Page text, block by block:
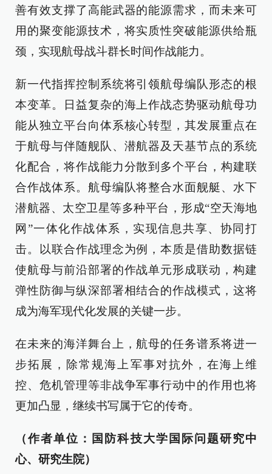
善有效支撑了高能武器的能源需求，而未来可
用的聚变能源技术，将实质性突破能源供给瓶
颈，实现航母战斗群长时间作战能力。
新一代指挥控制系统将引领航母编队形态的根
本变革。日益复杂的海上作战态势驱动航母功
能从独立平台向体系核心转型，其发展重点在
于航母与伴随舰队、潜航器及天基节点的系统
化配合，将作战能力分散到多个平台，构建联
合作战体系。航母编队将整合水面舰艇、水下
潜航器、太空卫星等多种平台，形成“空天海地
网”一体化作战体系，实现信息共享、协同打
击。以联合作战理念为例，本质是借助数据链
使航母与前沿部署的作战单元形成联动，构建
弹性防御与纵深部署相结合的作战模式，这将
成为海军现代化发展的关键一步。
在未来的海洋舞台上，航母的任务谱系将进一
步拓展，除常规海上军事对抗外，在海上维
控、危机管理等非战争军事行动中的作用也将
更加凸显，继续书写属于它的传奇。
（作者单位：国防科技大学国际问题研究中
心、研究生院）